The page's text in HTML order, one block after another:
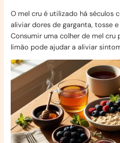
O mel cru é utilizado há séculos
aliviar dores de garganta, tosse
Consumir uma colher de mel
limão pode ajudar a aliviar